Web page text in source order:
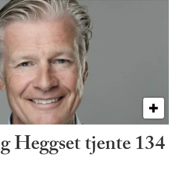
Heggset tjente 134